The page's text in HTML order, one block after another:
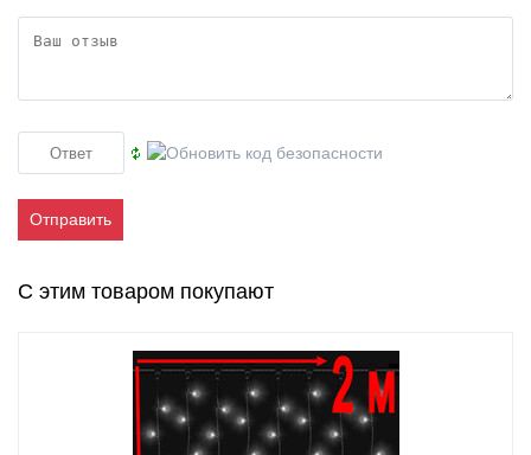
Отправить
С этим товаром покупают